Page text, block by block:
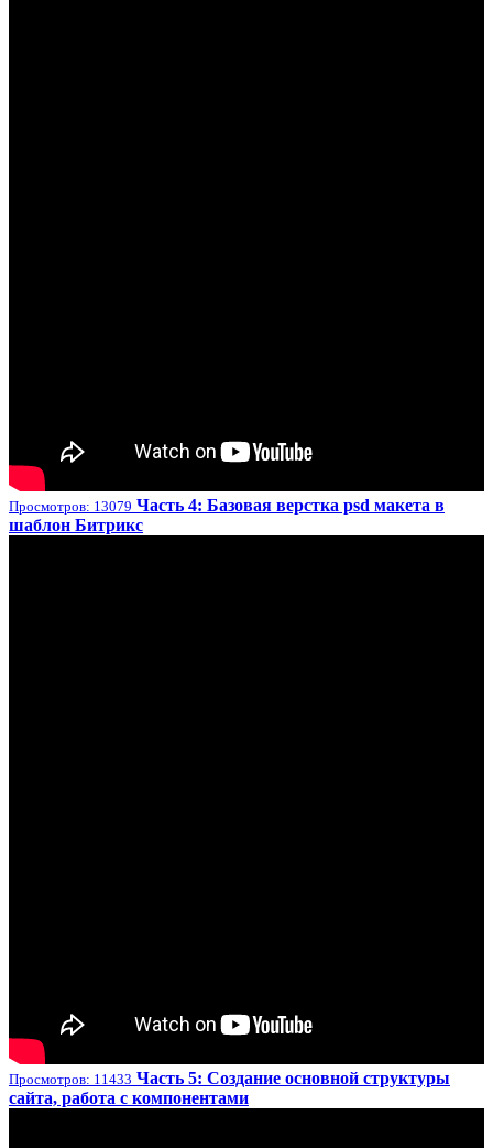
Просмотров: 13079 Часть 4: Базовая верстка psd макета в
шаблон Битрикс
Просмотров: 11433 Часть 5: Создание основной структуры
сайта, работа с компонентами